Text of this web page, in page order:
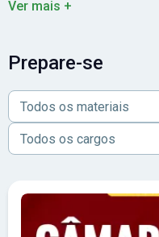
detalhes sobre cargos,
demais orientações. E
materiais para o concurso
Ver mais +
Prepare-se
Todos os materiais
Todos os cargos